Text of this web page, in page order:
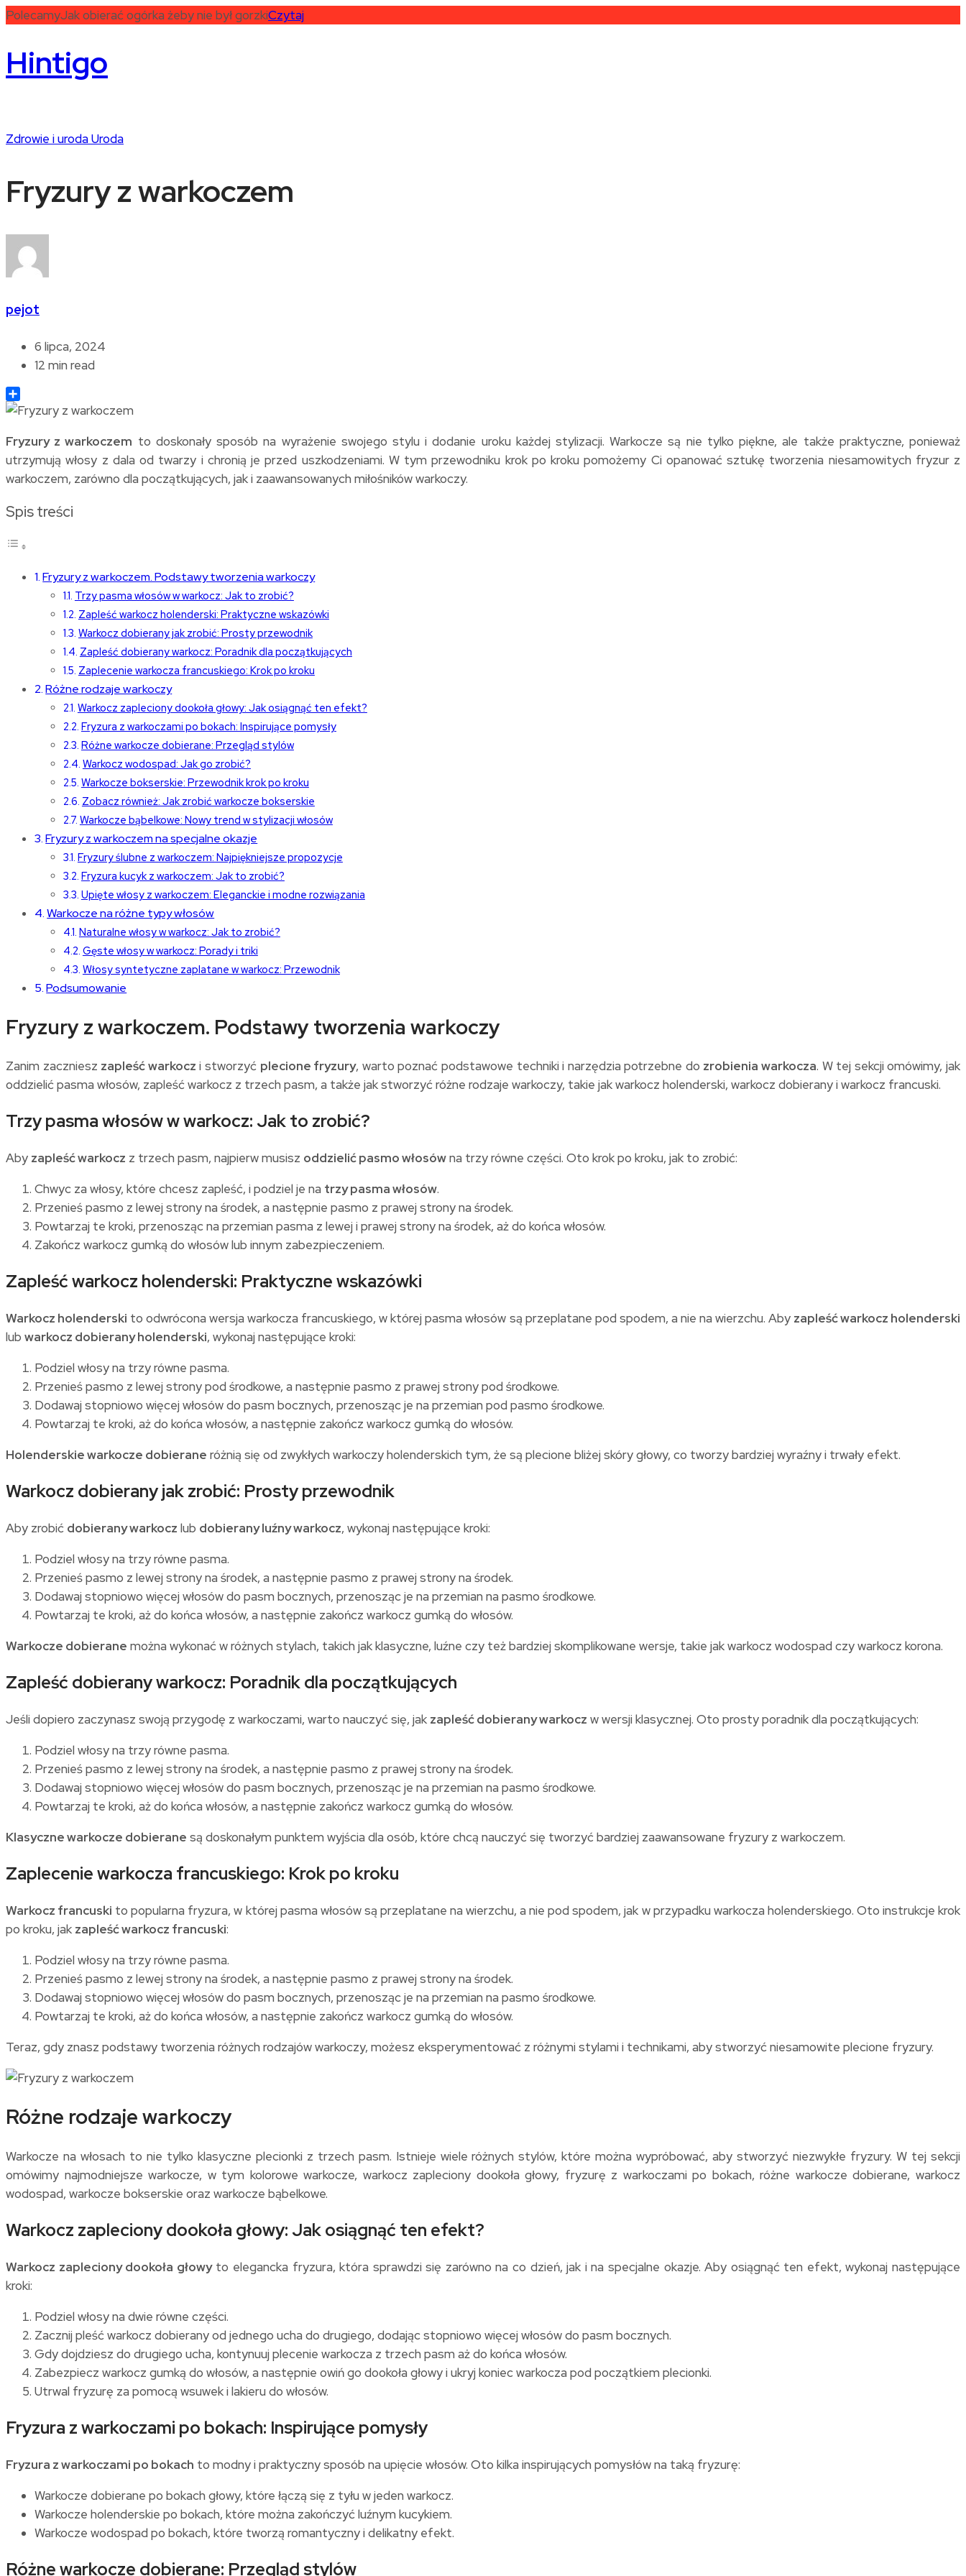
PolecamyJak obierać ogórka żeby nie był gorzkiCzytaj
Hintigo
Zdrowie i urodaUroda
Fryzury z warkoczem
pejot
6 lipca, 2024
12 min read
Share
Fryzury z warkoczem to doskonały sposób na wyrażenie swojego stylu i dodanie uroku każdej stylizacji. Warkocze są nie tylko piękne, ale także praktyczne, ponieważ
utrzymują włosy z dala od twarzy i chronią je przed uszkodzeniami. W tym przewodniku krok po kroku pomożemy Ci opanować sztukę tworzenia niesamowitych fryzur z
warkoczem, zarówno dla początkujących, jak i zaawansowanych miłośników warkoczy.
Spis treści
Fryzury z warkoczem. Podstawy tworzenia warkoczy
Trzy pasma włosów w warkocz: Jak to zrobić?
Zapleść warkocz holenderski: Praktyczne wskazówki
Warkocz dobierany jak zrobić: Prosty przewodnik
Zapleść dobierany warkocz: Poradnik dla początkujących
Zaplecenie warkocza francuskiego: Krok po kroku
Różne rodzaje warkoczy
Warkocz zapleciony dookoła głowy: Jak osiągnąć ten efekt?
Fryzura z warkoczami po bokach: Inspirujące pomysły
Różne warkocze dobierane: Przegląd stylów
Warkocz wodospad: Jak go zrobić?
Warkocze bokserskie: Przewodnik krok po kroku
Zobacz również: Jak zrobić warkocze bokserskie
Warkocze bąbelkowe: Nowy trend w stylizacji włosów
Fryzury z warkoczem na specjalne okazje
Fryzury ślubne z warkoczem: Najpiękniejsze propozycje
Fryzura kucyk z warkoczem: Jak to zrobić?
Upięte włosy z warkoczem: Eleganckie i modne rozwiązania
Warkocze na różne typy włosów
Naturalne włosy w warkocz: Jak to zrobić?
Gęste włosy w warkocz: Porady i triki
Włosy syntetyczne zaplatane w warkocz: Przewodnik
Podsumowanie
Fryzury z warkoczem. Podstawy tworzenia warkoczy
Zanim zaczniesz zapleść warkocz i stworzyć plecione fryzury, warto poznać podstawowe techniki i narzędzia potrzebne do zrobienia warkocza. W tej sekcji omówimy, jak
oddzielić pasma włosów, zapleść warkocz z trzech pasm, a także jak stworzyć różne rodzaje warkoczy, takie jak warkocz holenderski, warkocz dobierany i warkocz francuski.
Trzy pasma włosów w warkocz: Jak to zrobić?
Aby zapleść warkocz z trzech pasm, najpierw musisz oddzielić pasmo włosówna trzy równe części. Oto krok po kroku, jak to zrobić:
Chwyc za włosy, które chcesz zapleść, i podziel je na trzy pasma włosów.
Przenieś pasmo z lewej strony na środek, a następnie pasmo z prawej strony na środek.
Powtarzaj te kroki, przenosząc na przemian pasma z lewej i prawej strony na środek, aż do końca włosów.
Zakończ warkocz gumką do włosów lub innym zabezpieczeniem.
Zapleść warkocz holenderski: Praktyczne wskazówki
Warkocz holenderski to odwrócona wersja warkocza francuskiego, w której pasma włosów są przeplatane pod spodem, a nie na wierzchu. Aby zapleść warkocz holenderski
lub warkocz dobierany holenderski, wykonaj następujące kroki:
Podziel włosy na trzy równe pasma.
Przenieś pasmo z lewej strony pod środkowe, a następnie pasmo z prawej strony pod środkowe.
Dodawaj stopniowo więcej włosów do pasm bocznych, przenosząc je na przemian pod pasmo środkowe.
Powtarzaj te kroki, aż do końca włosów, a następnie zakończ warkocz gumką do włosów.
Holenderskie warkocze dobierane różnią się od zwykłych warkoczy holenderskich tym, że są plecione bliżej skóry głowy, co tworzy bardziej wyraźny i trwały efekt.
Warkocz dobierany jak zrobić: Prosty przewodnik
Aby zrobić dobierany warkocz lub dobierany luźny warkocz, wykonaj następujące kroki:
Podziel włosy na trzy równe pasma.
Przenieś pasmo z lewej strony na środek, a następnie pasmo z prawej strony na środek.
Dodawaj stopniowo więcej włosów do pasm bocznych, przenosząc je na przemian na pasmo środkowe.
Powtarzaj te kroki, aż do końca włosów, a następnie zakończ warkocz gumką do włosów.
Warkocze dobierane można wykonać w różnych stylach, takich jak klasyczne, luźne czy też bardziej skomplikowane wersje, takie jak warkocz wodospad czy warkocz korona.
Zapleść dobierany warkocz: Poradnik dla początkujących
Jeśli dopiero zaczynasz swoją przygodę z warkoczami, warto nauczyć się, jak zapleść dobierany warkocz w wersji klasycznej. Oto prosty poradnik dla początkujących:
Podziel włosy na trzy równe pasma.
Przenieś pasmo z lewej strony na środek, a następnie pasmo z prawej strony na środek.
Dodawaj stopniowo więcej włosów do pasm bocznych, przenosząc je na przemian na pasmo środkowe.
Powtarzaj te kroki, aż do końca włosów, a następnie zakończ warkocz gumką do włosów.
Klasyczne warkocze dobierane są doskonałym punktem wyjścia dla osób, które chcą nauczyć się tworzyć bardziej zaawansowane fryzury z warkoczem.
Zaplecenie warkocza francuskiego: Krok po kroku
Warkocz francuski to popularna fryzura, w której pasma włosów są przeplatane na wierzchu, a nie pod spodem, jak w przypadku warkocza holenderskiego. Oto instrukcje krok
po kroku, jak zapleść warkocz francuski:
Podziel włosy na trzy równe pasma.
Przenieś pasmo z lewej strony na środek, a następnie pasmo z prawej strony na środek.
Dodawaj stopniowo więcej włosów do pasm bocznych, przenosząc je na przemian na pasmo środkowe.
Powtarzaj te kroki, aż do końca włosów, a następnie zakończ warkocz gumką do włosów.
Teraz, gdy znasz podstawy tworzenia różnych rodzajów warkoczy, możesz eksperymentować z różnymi stylami i technikami, aby stworzyć niesamowite plecione fryzury.
Różne rodzaje warkoczy
Warkocze na włosach to nie tylko klasyczne plecionki z trzech pasm. Istnieje wiele różnych stylów, które można wypróbować, aby stworzyć niezwykłe fryzury. W tej sekcji
omówimy najmodniejsze warkocze, w tym kolorowe warkocze, warkocz zapleciony dookoła głowy, fryzurę z warkoczami po bokach, różne warkocze dobierane, warkocz
wodospad, warkocze bokserskie oraz warkocze bąbelkowe.
Warkocz zapleciony dookoła głowy: Jak osiągnąć ten efekt?
Warkocz zapleciony dookoła głowyto elegancka fryzura, która sprawdzi się zarówno na co dzień, jak i na specjalne okazje. Aby osiągnąć ten efekt, wykonaj następujące
kroki:
Podziel włosy na dwie równe części.
Zacznij pleść warkocz dobierany od jednego ucha do drugiego, dodając stopniowo więcej włosów do pasm bocznych.
Gdy dojdziesz do drugiego ucha, kontynuuj plecenie warkocza z trzech pasm aż do końca włosów.
Zabezpiecz warkocz gumką do włosów, a następnie owiń go dookoła głowy i ukryj koniec warkocza pod początkiem plecionki.
Utrwal fryzurę za pomocą wsuwek i lakieru do włosów.
Fryzura z warkoczami po bokach: Inspirujące pomysły
Fryzura z warkoczami po bokach to modny i praktyczny sposób na upięcie włosów. Oto kilka inspirujących pomysłów na taką fryzurę:
Warkocze dobierane po bokach głowy, które łączą się z tyłu w jeden warkocz.
Warkocze holenderskie po bokach, które można zakończyć luźnym kucykiem.
Warkocze wodospad po bokach, które tworzą romantyczny i delikatny efekt.
Różne warkocze dobierane: Przegląd stylów